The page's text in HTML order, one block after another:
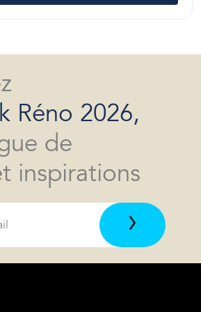
Réno 2026,
de
inspirations